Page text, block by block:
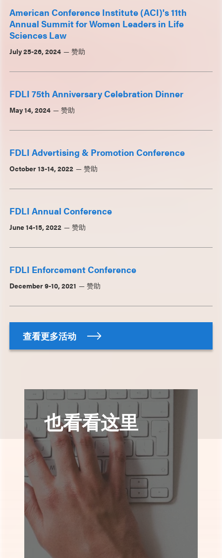
American Conference Institute (ACI)'s 11th
Annual Summit for Women Leaders in Life
Sciences Law
July 25-26, 2024 赞助
FDLI 75th Anniversary Celebration Dinner
May 14, 2024 赞助
FDLI Advertising & Promotion Conference
October 13-14, 2022 赞助
FDLI Annual Conference
June 14-15, 2022 赞助
FDLI Enforcement Conference
December 9-10, 2021 赞助
查看更多活动
也看看这里